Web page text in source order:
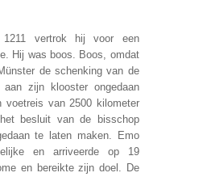
vertrok hij voor een
Hij was boos. Boos, omdat
de schenking van de
zijn klooster ongedaan
voetreis van 2500 kilometer
besluit van de bisschop
te laten maken. Emo
en arriveerde op 19
en bereikte zijn doel. De